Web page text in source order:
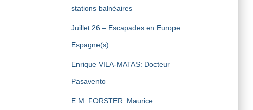
stations balnéaires
Juillet 26 – Escapades en Europe:
Espagne(s)
Enrique VILA-MATAS: Docteur
Pasavento
E.M. FORSTER: Maurice